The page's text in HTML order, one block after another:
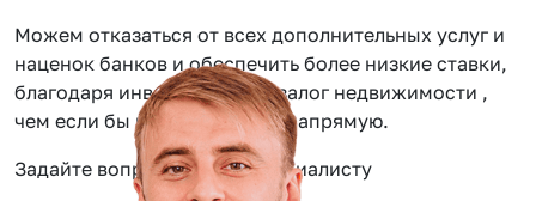
Можем отказаться от всех дополнительных услуг и
наценок банков и обеспечить более низкие ставки,
благодаря инвестиции под залог недвижимости ,
чем если бы вы обращались напрямую.
Задайте вопрос нашему специалисту